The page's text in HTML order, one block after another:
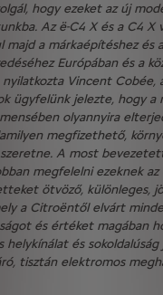
hogy ezeket az új
Az ë-C4 X és a C4 X
majd a márkaépítéshez és
Európában és a
Vincent Cobée,
ügyfelünk jelezte, hogy a
olyannyira
megfizethető,
A most
megfelelni ezeknek az
ötvöző, különleges,
a Citroëntől elvárt
és értéket magában
helykínálat és sokoldalúság
tisztán elektromos